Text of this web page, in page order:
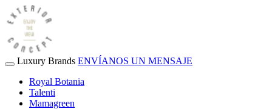
Luxury Brands ENVÍANOS UN MENSAJE
Royal Botania
Talenti
Mamagreen